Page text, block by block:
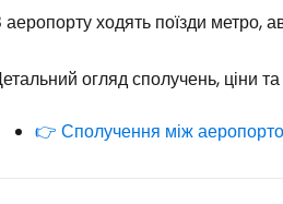
аеропорту ходять поїзди метро,
огляд сполучень, ціни
👉 Сполучення між